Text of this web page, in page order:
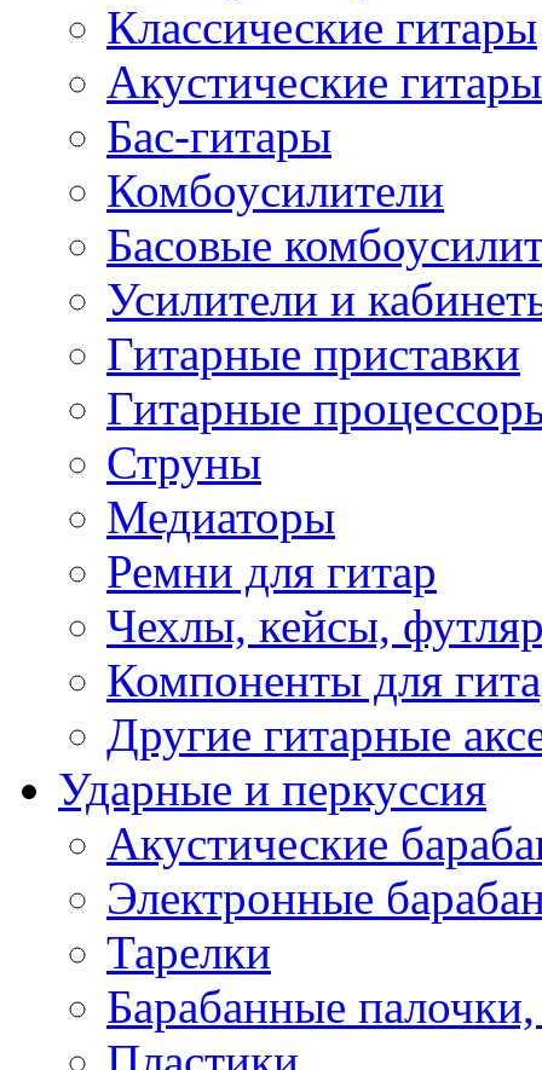
Классические гитары
Акустические гитары
Бас-гитары
Комбоусилители
Басовые
Усилители и
Гитарные приставки
Гитарные
Струны
Медиаторы
Ремни для гитар
Чехлы, кейсы,
Компоненты для
Другие гитарные
Ударные и перкуссия
Акустические
Электронные
Тарелки
Барабанные